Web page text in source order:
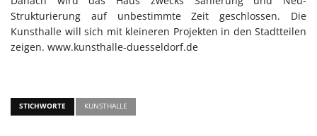
Strukturierung auf unbestimmte Zeit geschlossen. Die
Kunsthalle will sich mit kleineren Projekten in den Stadtteilen
zeigen. www.kunsthalle-duesseldorf.de
STICHWORTE KUNSTHALLE